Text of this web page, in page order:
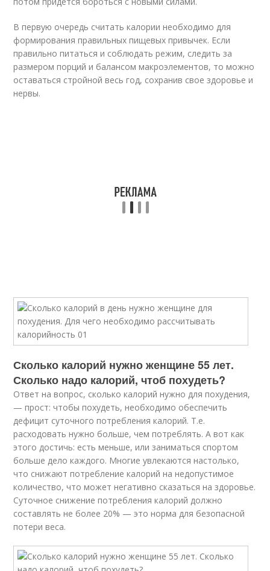
В первую очередь считать калории необходимо для
формирования правильных пищевых привычек. Если
правильно питаться и соблюдать режим, следить за
размером порций и балансом макроэлементов, то можно
оставаться стройной весь год, сохранив свое здоровье и
нервы.
Сколько калорий нужно женщине 55 лет.
Сколько надо калорий, чтоб похудеть?
Ответ на вопрос, сколько калорий нужно для похудения,
— прост: чтобы похудеть, необходимо обеспечить
дефицит суточного потребления калорий. Т.е.
расходовать нужно больше, чем потреблять. А вот как
этого достичь: есть меньше, или заниматься спортом
больше дело каждого. Многие увлекаются настолько,
что снижают потребление калорий на недопустимое
количество, что может негативно сказаться на здоровье.
Суточное снижение потребления калорий должно
составлять не более 20% — это норма для безопасной
потери веса.